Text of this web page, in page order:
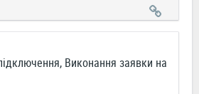
Виконання заявки на